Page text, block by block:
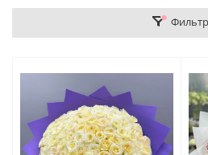
Фильтр